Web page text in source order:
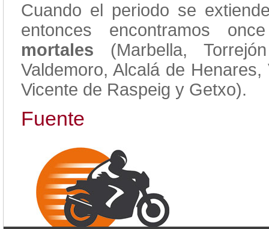
Cuando el periodo se
entonces encontramos
mortales (Marbella,
Valdemoro, Alcalá de
Vicente de Raspeig y Getxo).
Fuente